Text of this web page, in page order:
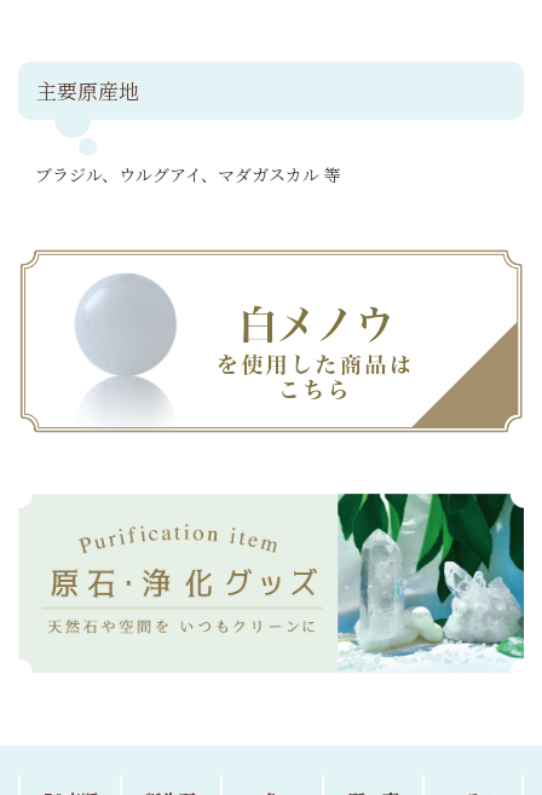
主要原産地
ブラジル、ウルグアイ、マダガスカル 等